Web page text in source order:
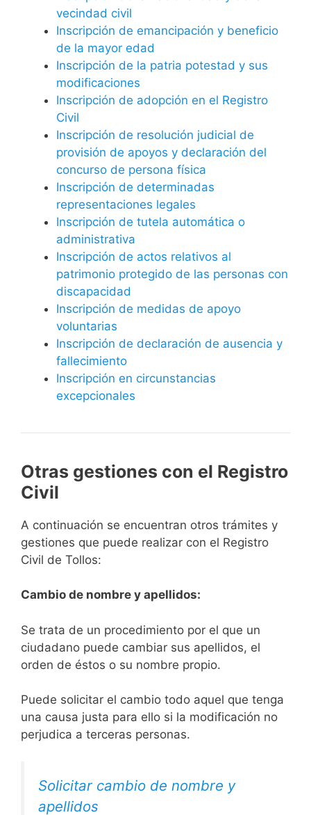
vecindad civil
Inscripción de emancipación y beneficio
de la mayor edad
Inscripción de la patria potestad y sus
modificaciones
Inscripción de adopción en el Registro
Civil
Inscripción de resolución judicial de
provisión de apoyos y declaración del
concurso de persona física
Inscripción de determinadas
representaciones legales
Inscripción de tutela automática o
administrativa
Inscripción de actos relativos al
patrimonio protegido de las personas con
discapacidad
Inscripción de medidas de apoyo
voluntarias
Inscripción de declaración de ausencia y
fallecimiento
Inscripción en circunstancias
excepcionales
Otras gestiones con el Registro
Civil
A continuación se encuentran otros trámites y
gestiones que puede realizar con el Registro
Civil de Tollos:
Cambio de nombre y apellidos:
Se trata de un procedimiento por el que un
ciudadano puede cambiar sus apellidos, el
orden de éstos o su nombre propio.
Puede solicitar el cambio todo aquel que tenga
una causa justa para ello si la modificación no
perjudica a terceras personas.
Solicitar cambio de nombre y
apellidos